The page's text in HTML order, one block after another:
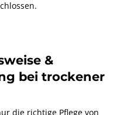
&
bei trockener
die richtige Pflege von